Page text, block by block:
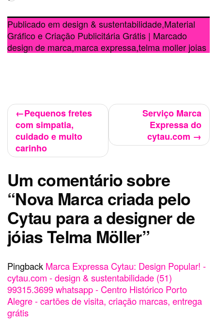
Publicado em design & sustentabilidade,Material
Gráfico e Criação Publicitária Grátis | Marcado
design de marca,marca expressa,telma moller joias
Navegação
de
Post
Pequenos fretes
com simpatia,
cuidado e muito
carinho
Serviço Marca
Expressa do
cytau.com
Um comentário sobre
“Nova Marca criada pelo
Cytau para a designer de
jóias Telma Möller”
Pingback Marca Expressa Cytau: Design Popular! -
cytau.com - design & sustentabilidade (51)
99315.3699 whatsapp - Centro Histórico Porto
Alegre - cartões de visita, criação marcas, entrega
grátis